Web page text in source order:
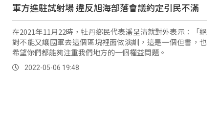
軍方進駐試射場 違反旭海部落會議約定引民不滿
在2021年11月22時，牡丹鄉民代表潘呈清就對外表示：「絕
對不能又讓國軍去這個區塊裡面做演訓，這是一個但書，也
希望你們都能夠注重我們地方的一個權益問題。
2022-05-06 19:48